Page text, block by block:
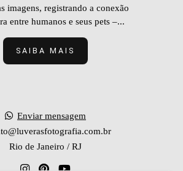
imagens, registrando a conexão
entre humanos e seus pets –...
SAIBA MAIS
Enviar mensagem
Rio de Janeiro / RJ